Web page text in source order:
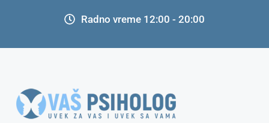
Radno vreme 12:00 - 20:00